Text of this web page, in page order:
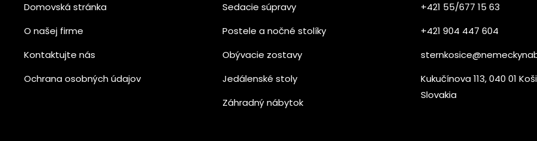
Domovská stránka
O našej firme
Kontaktujte nás
Ochrana osobných údajov
Sedacie súpravy
Postele a nočné stolíky
Obývacie zostavy
Jedálenské stoly
Záhradný nábytok
+421 55/677 15 63
+421 904 447 604​
Kukučínova 113, 040 01
Slovakia